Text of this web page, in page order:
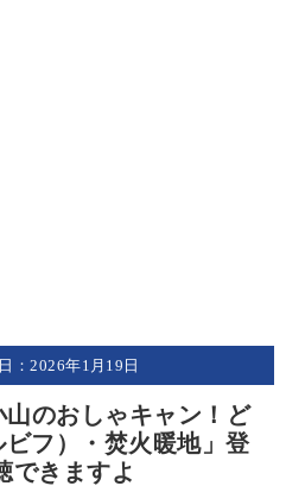
：2026年1月19日
のおしゃキャン！ど
フ）・焚火暖地」登
できますよ